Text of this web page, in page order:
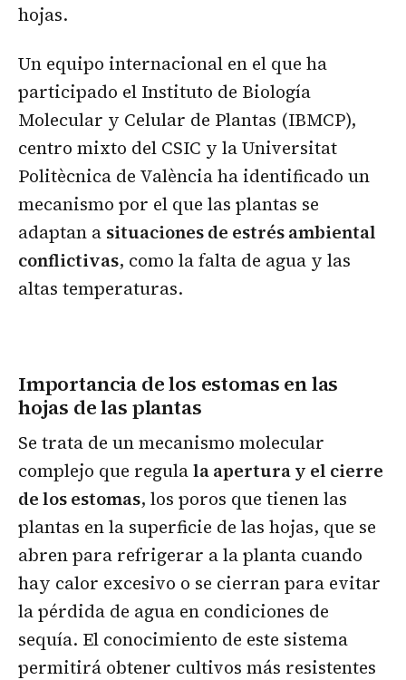
hojas.
Un equipo internacional en el que ha
participado el Instituto de Biología
Molecular y Celular de Plantas (IBMCP),
centro mixto del CSIC y la Universitat
Politècnica de València ha identificado un
mecanismo por el que las plantas se
adaptan a situaciones de estrés ambiental
conflictivas, como la falta de agua y las
altas temperaturas.
Importancia de los estomas en las
hojas de las plantas
Se trata de un mecanismo molecular
complejo que regulala apertura y el cierre
de los estomas, los poros que tienen las
plantas en la superficie de las hojas, que se
abren para refrigerar a la planta cuando
hay calor excesivo o se cierran para evitar
la pérdida de agua en condiciones de
sequía. El conocimiento de este sistema
permitirá obtener cultivos más resistentes